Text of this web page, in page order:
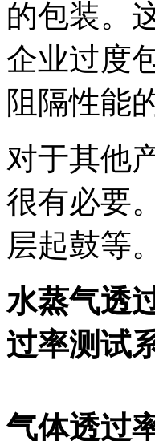
的包装。
企业过度
阻隔性能
对于其他
很有必要
层起鼓等。
水蒸气透
过率测试
气体透过